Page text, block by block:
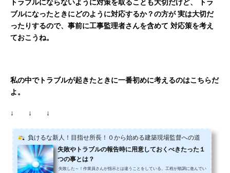
トラブルにならないように対策を取ることも大切だけど、
トラ
ブルになったときにどのように対応するか？の方が 実は大切だ
ったりするので、事前に工事監理者さんを含めて 対応策を考え
ておこうね。
私の中でトラブルが起きたときに一番初めに考えるのはこちらだ
よ。
↓ ↓ ↓
負けるな新人！目指せ所長！０から始める建築現場監督への道
失敗やトラブルの報告時に用意しておくべきたった１
つの事とは？
失敗した～！作業員さんが指示とは違うことをしている。工程が順調に進んでい